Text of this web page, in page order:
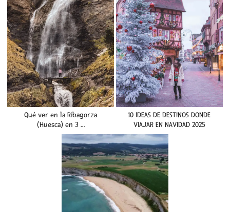
Qué ver en la Ribagorza
(Huesca) en 3 …
10 IDEAS DE DESTINOS DONDE
VIAJAR EN NAVIDAD 2025